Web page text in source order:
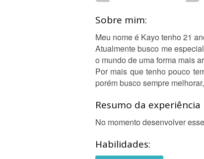
Sobre mim:
Meu nome é Kayo tenho 21
Atualmente busco me
o mundo de uma forma mais
Por mais que tenho pouco
porém busco sempre
Resumo da
No momento desenvolver
Habilidades: